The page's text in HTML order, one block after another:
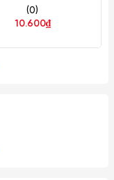
(0)
10.600₫